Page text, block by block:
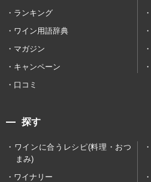
ランキング
ワイン用語辞典
マガジン
キャンペーン
口コミ
探す
ワインに合うレシピ(料理・おつ
まみ)
ワイナリー